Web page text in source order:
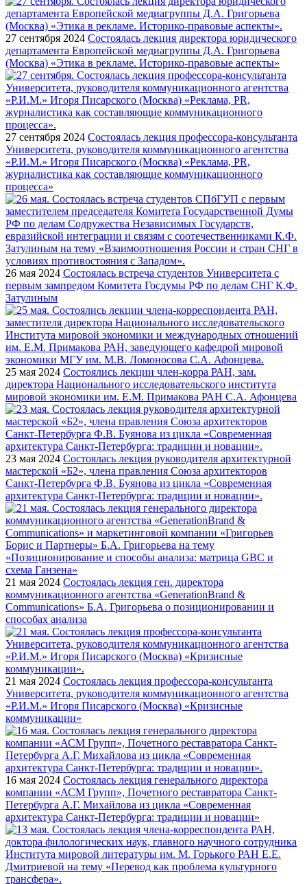
27 сентября 2024 Состоялась лекция директора юридического
департамента Европейской медиагруппы Д.А. Григорьева
(Москва) «Этика в рекламе. Историко-правовые аспекты»
27 сентября 2024 Состоялась лекция профессора-консультанта
Университета, руководителя коммуникационного агентства
«Р.И.М.» Игоря Писарского (Москва) «Реклама, PR,
журналистика как составляющие коммуникационного
процесса»
26 мая 2024 Состоялась встреча студентов Университета с
первым зампредом Комитета Госдумы РФ по делам СНГ К.Ф.
Затулиным
25 мая 2024 Состоялись лекции член-корра РАН, зам.
директора Национального исследовательского института
мировой экономики им. Е.М. Примакова РАН С.А. Афонцева
23 мая 2024 Состоялась лекция руководителя архитектурной
мастерской «Б2», члена правления Союза архитекторов
Санкт-Петербурга Ф.В. Буянова из цикла «Современная
архитектура Санкт-Петербурга: традиции и новации».
21 мая 2024 Состоялась лекция ген. директора
коммуникационного агентства «GenerationBrand &
Communications» Б.А. Григорьева о позиционировании и
способах анализа
21 мая 2024 Состоялась лекция профессора-консультанта
Университета, руководителя коммуникационного агентства
«Р.И.М.» Игоря Писарского (Москва) «Кризисные
коммуникации»
16 мая 2024 Состоялась лекция генерального директора
компании «АСМ Групп», Почетного реставратора Санкт-
Петербурга А.Г. Михайлова из цикла «Современная
архитектура Санкт-Петербурга: традиции и новации»